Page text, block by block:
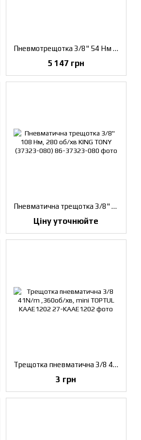
Пневмотрещотка 3/8" 54 Нм (5,5 кГм), промислова Licota
5 147 грн
Пневматична трещотка 3/8" 108 Нм, 280 об/хв KING TONY (37323-080)
Ціну уточнюйте
Трещотка пневматична 3/8 41N/m ,360об/хв, mini TOPTUL KAAE1202
3 грн